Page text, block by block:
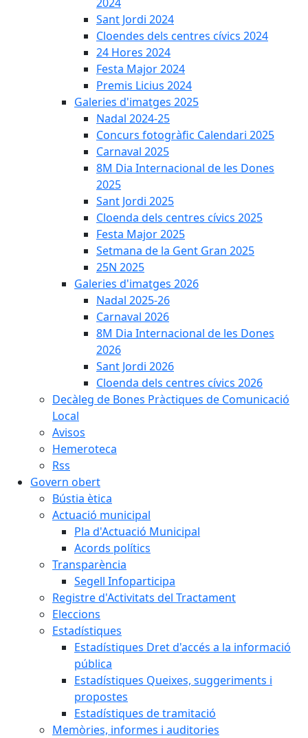
Sant Jordi 2024
Cloendes dels centres cívics 2024
24 Hores 2024
Festa Major 2024
Premis Licius 2024
Galeries d'imatges 2025
Nadal 2024-25
Concurs fotogràfic Calendari 2025
Carnaval 2025
8M Dia Internacional de les Dones
2025
Sant Jordi 2025
Cloenda dels centres cívics 2025
Festa Major 2025
Setmana de la Gent Gran 2025
25N 2025
Galeries d'imatges 2026
Nadal 2025-26
Carnaval 2026
8M Dia Internacional de les Dones
2026
Sant Jordi 2026
Cloenda dels centres cívics 2026
Decàleg de Bones Pràctiques de Comunicació
Local
Avisos
Hemeroteca
Rss
Govern obert
Bústia ètica
Actuació municipal
Pla d'Actuació Municipal
Acords polítics
Transparència
Segell Infoparticipa
Registre d'Activitats del Tractament
Eleccions
Estadístiques
Estadístiques Dret d'accés a la informació
pública
Estadístiques Queixes, suggeriments i
propostes
Estadístiques de tramitació
Memòries, informes i auditories